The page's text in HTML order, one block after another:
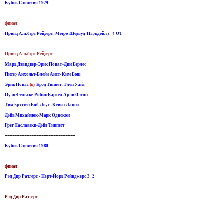
Кубок Столетия 1979
финал:
Принц Альберт Рейдерс- Метро Шервуд-Паркдейл 5–4 ОТ
Принц Альберт Рейдерс:
Марк Дэвиднер-Эрик Понат -Дин Берлес
Питер Анхольт-Блейн Аист- Ким Бош
Эрик Понат(к)-Брэд Типпетт-Глен Уайт
Оуэн Фельске-Робин Бартел-Арли Олсон
Тим Брэттен-Боб Лоус -Кевин Ланни
Дэйв Михайлюк-Марк Однокон
Грег Паславски-Дэйв Типпетт
=============================
Кубок Столетия 1980
финал:
Рэд Дир Ратлерс - Норт-Йорк Рейнджерс 3–2
Рэд Дир Ратлерс: